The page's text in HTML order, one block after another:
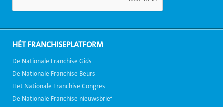
HÉT FRANCHISEPLATFORM
De Nationale Franchise Gids
De Nationale Franchise Beurs
Het Nationale Franchise Congres
De Nationale Franchise nieuwsbrief